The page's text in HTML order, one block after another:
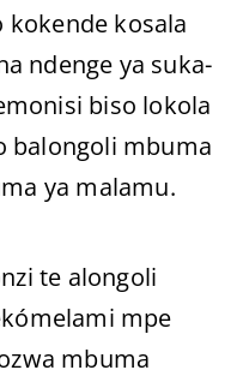
kokende kosala
ndenge ya suka-
biso lokola
balongoli mbuma
ya malamu.
te alongoli
mpe
mbuma